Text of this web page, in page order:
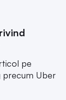
pe
precum Uber